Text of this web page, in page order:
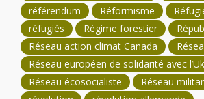
référendum
Réformisme
réfugiés
Régime forestier
Réseau action climat Canada
Réseau européen de solidarité avec
Réseau écosocialiste
Réseau